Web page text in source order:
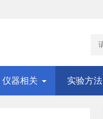
仪器相关 实验方法